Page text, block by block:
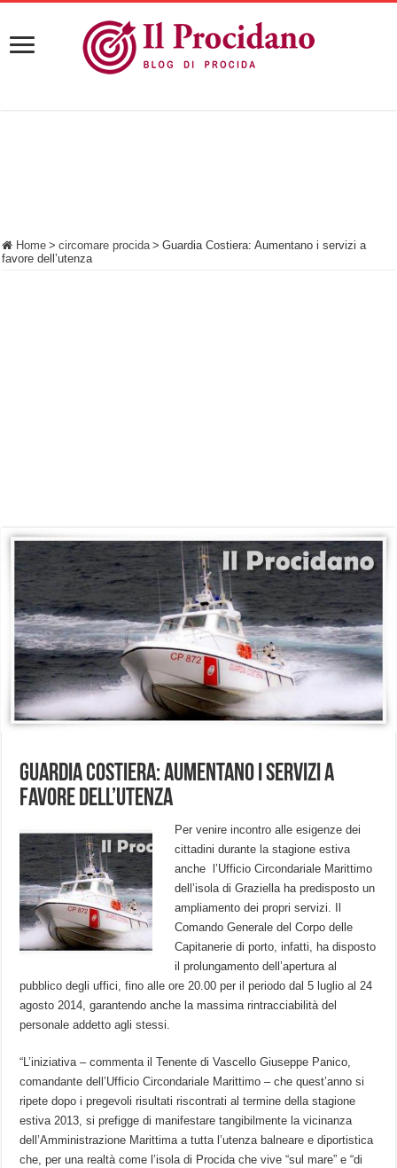
Home > circomare procida > Guardia Costiera: Aumentano i servizi a
favore dell’utenza
Guardia Costiera: Aumentano i servizi a
favore dell’utenza
Per venire incontro alle esigenze dei
cittadini durante la stagione estiva
anche l’Ufficio Circondariale Marittimo
dell’isola di Graziella ha predisposto un
ampliamento dei propri servizi. Il
Comando Generale del Corpo delle
Capitanerie di porto, infatti, ha disposto
il prolungamento dell’apertura al
pubblico degli uffici, fino alle ore 20.00 per il periodo dal 5 luglio al 24
agosto 2014, garantendo anche la massima rintracciabilità del
personale addetto agli stessi.
“L’iniziativa – commenta il Tenente di Vascello Giuseppe Panico,
comandante dell’Ufficio Circondariale Marittimo – che quest’anno si
ripete dopo i pregevoli risultati riscontrati al termine della stagione
estiva 2013, si prefigge di manifestare tangibilmente la vicinanza
dell’Amministrazione Marittima a tutta l’utenza balneare e diportistica
che, per una realtà come l’isola di Procida che vive “sul mare” e “di